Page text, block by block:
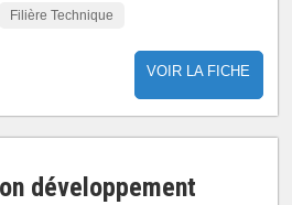
Filière Technique
VOIR LA FICHE
développement